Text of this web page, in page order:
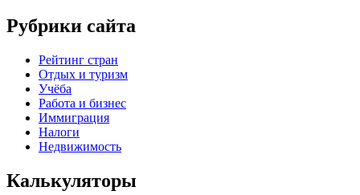
Рубрики сайта
Рейтинг стран
Отдых и туризм
Учёба
Работа и бизнес
Иммиграция
Налоги
Недвижимость
Калькуляторы